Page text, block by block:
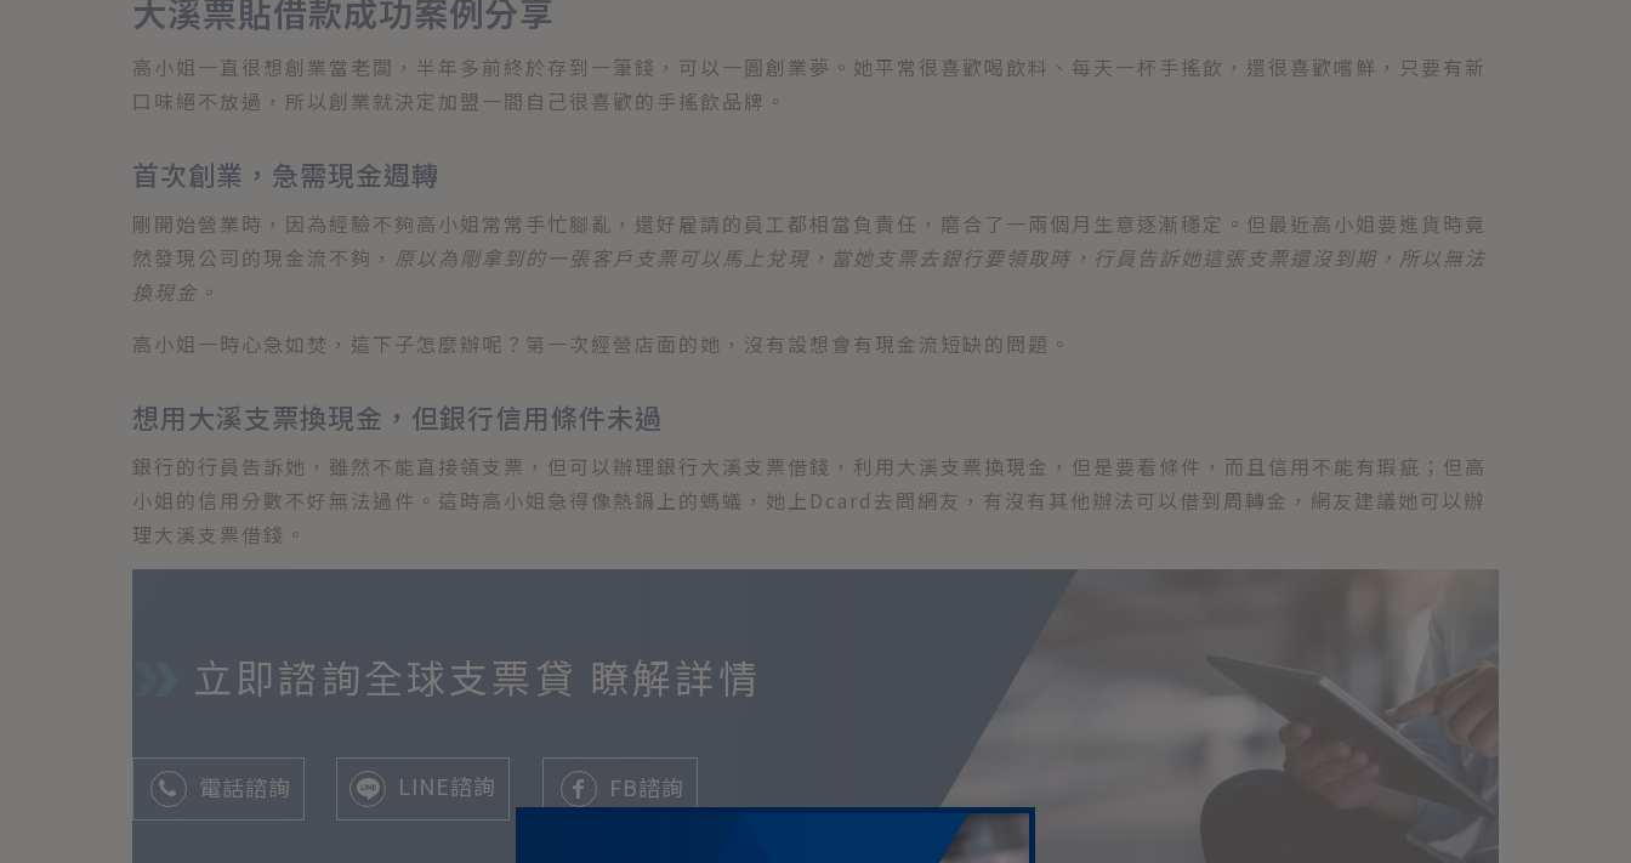
大溪票貼借款成功案例分享
高小姐一直很想創業當老闆，半年多前終於存到一筆錢，可以一圓創業夢。她平常很喜歡喝飲料、每天一杯手搖飲，還很喜歡嚐鮮，只要有新
口味絕不放過，所以創業就決定加盟一間自己很喜歡的手搖飲品牌。
首次創業，急需現金週轉
剛開始營業時，因為經驗不夠高小姐常常手忙腳亂，還好雇請的員工都相當負責任，磨合了一兩個月生意逐漸穩定。但最近高小姐要進貨時竟
然發現公司的現金流不夠， 原以為剛拿到的一張客戶支票可以馬上兌現，當她支票去銀行要領取時，行員告訴她這張支票還沒到期，所以無法
換現金。
高小姐一時心急如焚，這下子怎麼辦呢？第一次經營店面的她，沒有設想會有現金流短缺的問題。
想用大溪支票換現金，但銀行信用條件未過
銀行的行員告訴她，雖然不能直接領支票，但可以辦理銀行大溪支票借錢，利用大溪支票換現金，但是要看條件，而且信用不能有瑕疵；但高
小姐的信用分數不好無法過件。這時高小姐急得像熱鍋上的螞蟻，她上Dcard去問網友，有沒有其他辦法可以借到周轉金，網友建議她可以辦
理大溪支票借錢。
立即諮詢全球支票貸 瞭解詳情
電話諮詢 LINE諮詢 FB諮詢